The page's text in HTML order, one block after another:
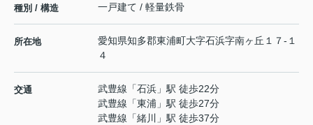
種別 / 構造 一戸建て / 軽量鉄骨
所在地 愛知県知多郡東浦町大字石浜字南ヶ丘１７-１
４
交通 武豊線 「石浜 」駅 徒歩22分
武豊線 「東浦 」駅 徒歩27分
武豊線 「緒川 」駅 徒歩37分